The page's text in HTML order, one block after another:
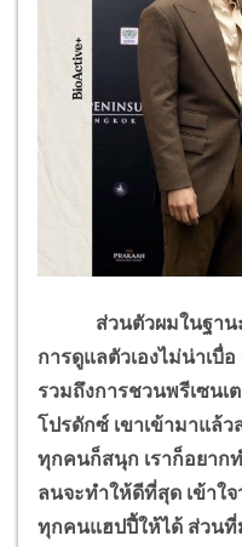
ส่วนตัวผมในฐานะแ
การดูแลตัวเองไม่น่าเบื่
รวมถึงการชวนพรีเซนเ
โปรดักซ์ เขาเข้ามาแล้
ทุกคนก็สนุก เราก็อยาก
ลนจะทำให้ดีที่สุด เข้าใ
ทุกคนแฮปปี้ให้ได้ ส่วนที่